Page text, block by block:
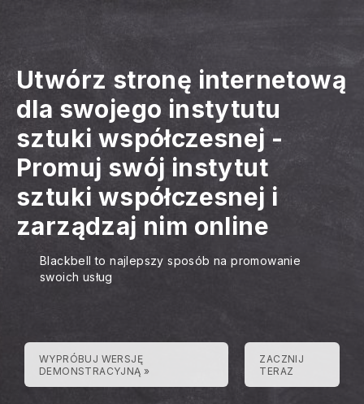
Utwórz stronę internetową
dla swojego instytutu
sztuki współczesnej-
Promuj swój instytut
sztuki współczesnej i
zarządzaj nim online
Blackbell to najlepszy sposób na promowanie
swoich usług
WYPRÓBUJ WERSJĘ
DEMONSTRACYJNĄ »
ZACZNIJ
TERAZ